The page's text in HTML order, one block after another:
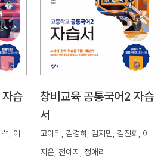
습
, 이
창비교육 공통국어2 자습
서
고아라, 김경하, 김지민, 김진희, 이
지은, 전예지, 정애리